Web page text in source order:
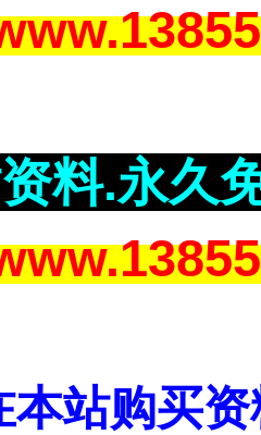
资料.永久
本站购买